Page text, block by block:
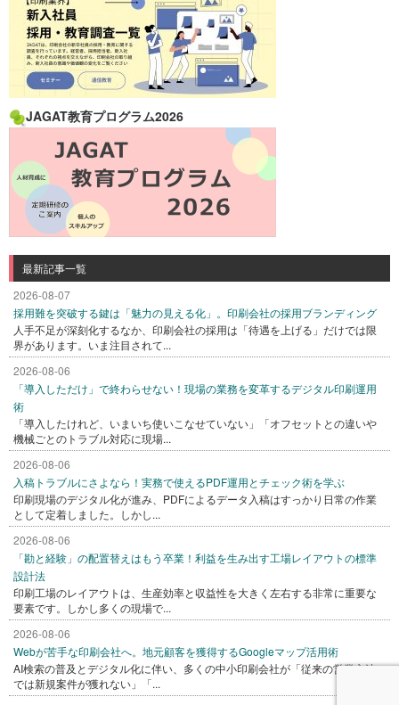
JAGAT教育プログラム2026
最新記事一覧
2026-08-07
採用難を突破する鍵は「魅力の見える化」。印刷会社の採用ブランディング
人手不足が深刻化するなか、印刷会社の採用は「待遇を上げる」だけでは限
界があります。いま注目されて...
2026-08-06
「導入しただけ」で終わらせない！現場の業務を変革するデジタル印刷運用
術
「導入したけれど、いまいち使いこなせていない」「オフセットとの違いや
機械ごとのトラブル対応に現場...
2026-08-06
入稿トラブルにさよなら！実務で使えるPDF運用とチェック術を学ぶ
印刷現場のデジタル化が進み、PDFによるデータ入稿はすっかり日常の作業
として定着しました。しかし...
2026-08-06
「勘と経験」の配置替えはもう卒業！利益を生み出す工場レイアウトの標準
設計法
印刷工場のレイアウトは、生産効率と収益性を大きく左右する非常に重要な
要素です。しかし多くの現場で...
2026-08-06
Webが苦手な印刷会社へ。地元顧客を獲得するGoogleマップ活用術
AI検索の普及とデジタル化に伴い、多くの中小印刷会社が「従来の営業方法
では新規案件が獲れない」「...